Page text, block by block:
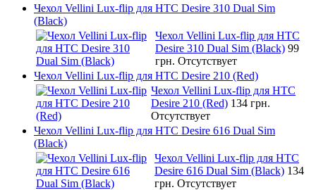
Чехол Vellini Lux-flip для HTC Desire 310 Dual Sim
(Black)
Чехол Vellini Lux-flip для HTC
Desire 310 Dual Sim (Black) 99
грн. Отсутствует
Чехол Vellini Lux-flip для HTC Desire 210 (Red)
Чехол Vellini Lux-flip для HTC
Desire 210 (Red) 134 грн.
Отсутствует
Чехол Vellini Lux-flip для HTC Desire 616 Dual Sim
(Black)
Чехол Vellini Lux-flip для HTC
Desire 616 Dual Sim (Black) 134
грн. Отсутствует